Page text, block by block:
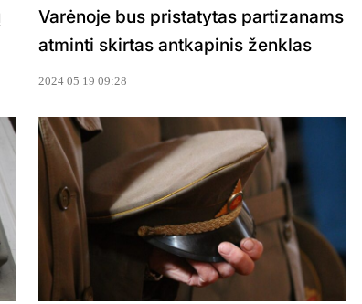
Varėnoje bus pristatytas partizanams
atminti skirtas antkapinis ženklas
2024 05 19 09:28